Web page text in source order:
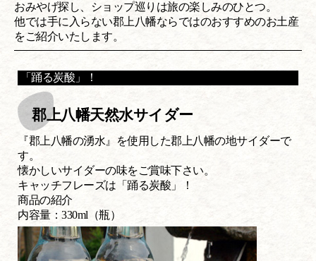
おみやげ探し、ショップ巡りは旅の楽しみのひとつ。
他では手に入らない郡上八幡ならではのおすすめのお土産
をご紹介いたします。
「踊る炭酸」！
郡上八幡天然水サイダー
『郡上八幡の湧水』を使用した郡上八幡の地サイダーで
す。
懐かしいサイダーの味をご賞味下さい。
キャッチフレーズは「踊る炭酸」！
商品の紹介
内容量：330ml（瓶）